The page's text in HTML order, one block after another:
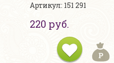
Артикул: 151 291
220 руб.